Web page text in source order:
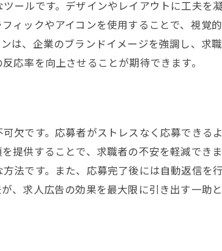
ディエンスの理解
性の確保
なアプローチ
意思決定
活用するためのノウハウ
ャネルの選択
メトリクスの追跡
術
ールです。デザインやレイアウトに工夫を
ィックやアイコンを使用することで、視覚
は、企業のブランドイメージを強調し、求
応率を向上させることが期待できます。
欠です。応募者がストレスなく応募できる
提供することで、求職者の不安を軽減でき
法です。また、応募完了後には自動返信を
、求人広告の効果を最大限に引き出す一助と